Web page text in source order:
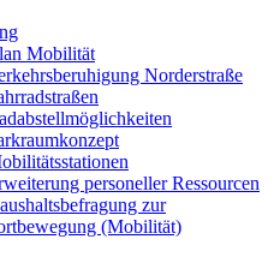
Mobilität
Norderstraße
personeller Ressourcen
zur
(Mobilität)